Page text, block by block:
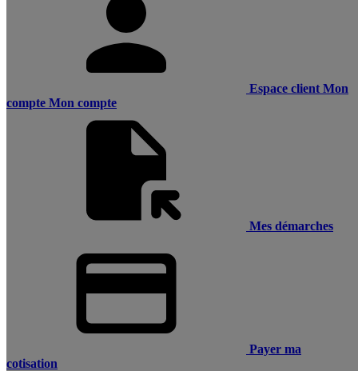
Espace client Mon
compte Mon compte
Mes démarches
Payer ma
cotisation